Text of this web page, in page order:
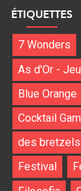
ÉTIQUETTES
7 Wonders
As d'Or -
Blue Orange
Cocktail
des
Festival